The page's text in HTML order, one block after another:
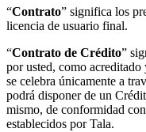
“Contrato” significa los
licencia de usuario final.
“Contrato de Crédito”
por usted, como
se celebra únicamente a
podrá disponer de un
mismo, de conformidad
establecidos por Tala.